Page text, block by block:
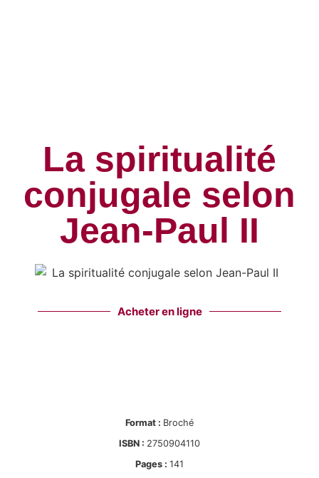
La spiritualité
conjugale selon
Jean-Paul II
Acheter en ligne
Format : Broché
ISBN : 2750904110
Pages : 141